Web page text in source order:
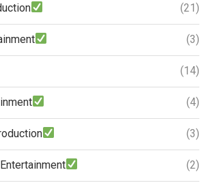
(21)
(3)
(14)
(4)
(3)
(2)